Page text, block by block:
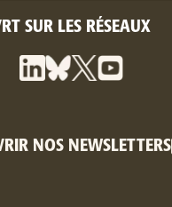
SUR LES RÉSEAUX
NOS NEWSLETTERS